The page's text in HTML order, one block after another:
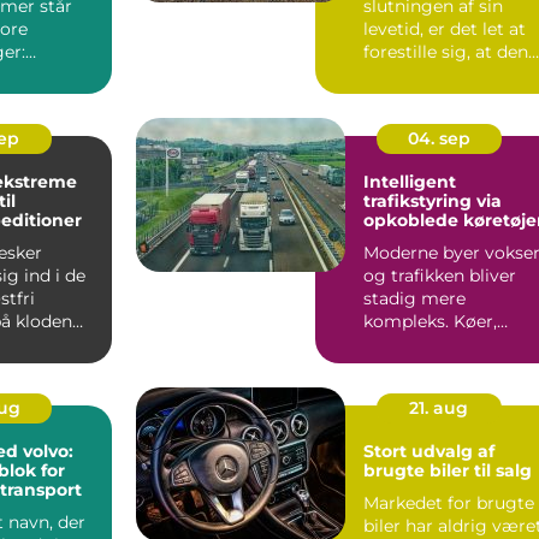
står
slutningen af sin
levetid, er det let at
forestille sig, at den
ind i de
kloden
04. sep
Intelligent
trafikstyring via
opkoblede
Moderne byer
og trafikken bliver
stadig mere
kompleks. Køer,
volvo:
for
navn, der
21. aug
Stort udvalg af
brugte biler til salg
Markedet for brugte
biler har aldrig